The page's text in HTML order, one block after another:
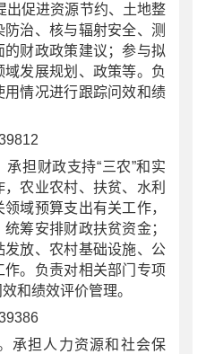
出促进资源节约、土地整
治、核与辐射安全、测
财政政策建议；参与拟
发展规划、政策等。负
情况进行跟踪问效和绩
承担财政支持“三农”和实
农业农村、扶贫、水利
域预算支出有关工作，
筹安排财政扶贫资金；
放、农村基础设施、公
。负责对相关部门专项
和绩效评价管理。
承担人力资源和社会保